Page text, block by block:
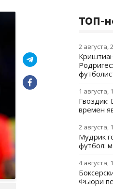
ТОП-
2 августа,
1 августа,
Гвоздик:
времен
2 августа,
Мудрик
футбол:
4 августа,
Фьюри